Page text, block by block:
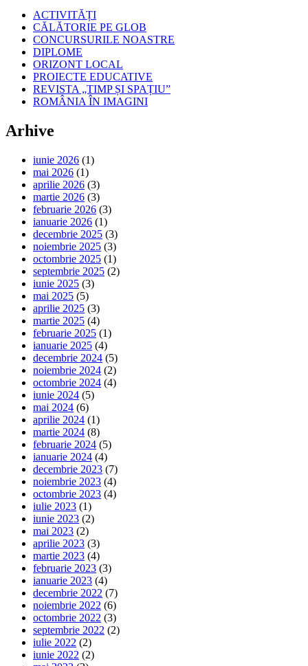
ACTIVITĂȚI
CĂLĂTORIE PE GLOB
CONCURSURILE NOASTRE
DIPLOME
ORIZONT LOCAL
PROIECTE EDUCATIVE
REVISTA „TIMP ȘI SPAȚIU”
ROMÂNIA ÎN IMAGINI
Arhive
iunie 2026 (1)
mai 2026 (1)
aprilie 2026 (3)
martie 2026 (3)
februarie 2026 (3)
ianuarie 2026 (1)
decembrie 2025 (3)
noiembrie 2025 (3)
octombrie 2025 (1)
septembrie 2025 (2)
iunie 2025 (3)
mai 2025 (5)
aprilie 2025 (3)
martie 2025 (4)
februarie 2025 (1)
ianuarie 2025 (4)
decembrie 2024 (5)
noiembrie 2024 (2)
octombrie 2024 (4)
iunie 2024 (5)
mai 2024 (6)
aprilie 2024 (1)
martie 2024 (8)
februarie 2024 (5)
ianuarie 2024 (4)
decembrie 2023 (7)
noiembrie 2023 (4)
octombrie 2023 (4)
iulie 2023 (1)
iunie 2023 (2)
mai 2023 (2)
aprilie 2023 (3)
martie 2023 (4)
februarie 2023 (3)
ianuarie 2023 (4)
decembrie 2022 (7)
noiembrie 2022 (6)
octombrie 2022 (3)
septembrie 2022 (2)
iulie 2022 (2)
iunie 2022 (2)